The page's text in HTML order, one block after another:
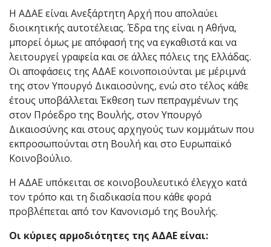
Η ΑΔΑΕ είναι Ανεξάρτητη Αρχή που απολαύει
διοικητικής αυτοτέλειας. Έδρα της είναι η Αθήνα,
μπορεί όμως με απόφασή της να εγκαθιστά και να
λειτουργεί γραφεία και σε άλλες πόλεις της Ελλάδας.
Οι αποφάσεις της ΑΔΑΕ κοινοποιούνται με μέριμνά
της στον Υπουργό Δικαιοσύνης, ενώ στο τέλος κάθε
έτους υποβάλλεται Έκθεση των πεπραγμένων της
στον Πρόεδρο της Βουλής, στον Υπουργό
Δικαιοσύνης και στους αρχηγούς των κομμάτων που
εκπροσωπούνται στη Βουλή και στο Ευρωπαϊκό
Κοινοβούλιο.
Η ΑΔΑΕ υπόκειται σε κοινοβουλευτικό έλεγχο κατά
τον τρόπο και τη διαδικασία που κάθε φορά
προβλέπεται από τον Κανονισμό της Βουλής.
Οι κύριες αρμοδιότητες της ΑΔΑΕ είναι: